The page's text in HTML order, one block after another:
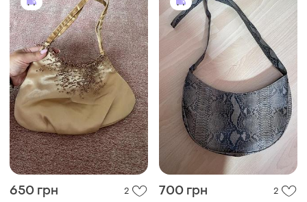
650 грн 2 700 грн 2